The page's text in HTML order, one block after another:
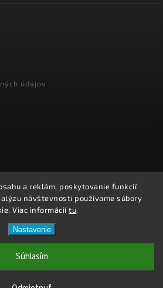
a reklám, poskytovanie funkcií
návštevnosti používame súbory
Viac informáciítu.
Nastavenie
Súhlasím
údajov
nastavenie cookies
Netmedia s.r.o.